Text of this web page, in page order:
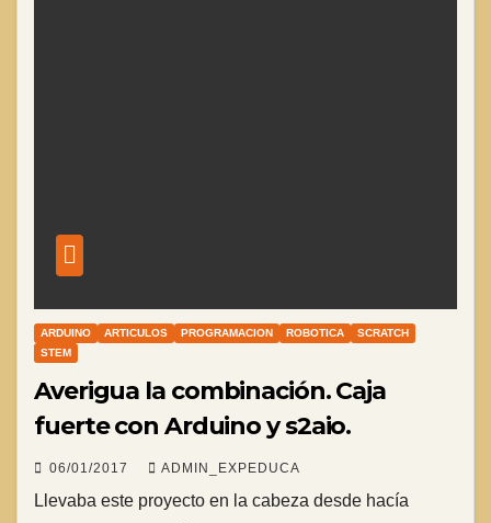
ARDUINO ARTICULOS PROGRAMACION ROBOTICA
SCRATCH
STEM
Averigua la combinación. Caja
fuerte con Arduino y s2aio.
06/01/2017 ADMIN_EXPEDUCA
Llevaba este proyecto en la cabeza desde hacía